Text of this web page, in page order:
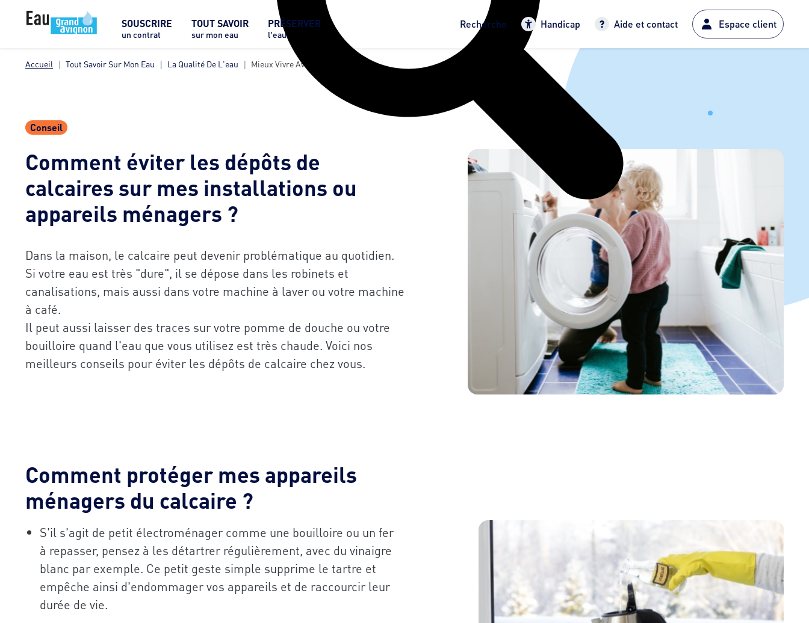
SOUSCRIRE
un contrat
TOUT SAVOIR
sur mon eau
PRÉSERVER
l'eau
Recherche Handicap Aide et contact Espace client
Accueil Tout Savoir Sur Mon Eau La Qualité De L'eau Mieux Vivre Avec Le Calcaire
Conseil
Comment éviter les dépôts de
calcaires sur mes installations ou
appareils ménagers ?
Dans la maison, le calcaire peut devenir problématique au quotidien.
Si votre eau est très "dure", il se dépose dans les robinets et
canalisations, mais aussi dans votre machine à laver ou votre machine
à café.
Il peut aussi laisser des traces sur votre pomme de douche ou votre
bouilloire quand l'eau que vous utilisez est très chaude. Voici nos
meilleurs conseils pour éviter les dépôts de calcaire chez vous.
Comment protéger mes appareils
ménagers du calcaire ?
S'il s'agit de petit électroménager comme une bouilloire ou un fer
à repasser, pensez à les détartrer régulièrement, avec du vinaigre
blanc par exemple. Ce petit geste simple supprime le tartre et
empêche ainsi d'endommager vos appareils et de raccourcir leur
durée de vie.